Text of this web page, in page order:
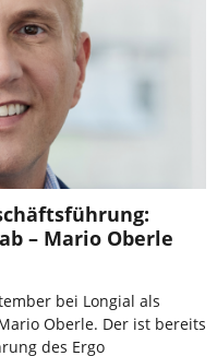
– Mario Oberle
bei Longial als
Oberle. Der ist bereits
des Ergo